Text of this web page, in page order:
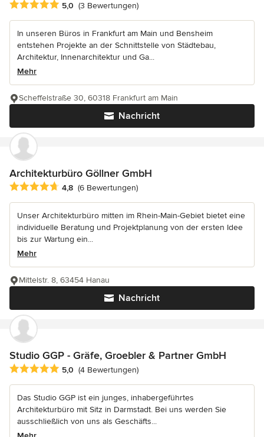
Durchschnittliche Bewertung: 5 von 5 Sternen
5,0 (3 Bewertungen)
In unseren Büros in Frankfurt am Main und Bensheim
entstehen Projekte an der Schnittstelle von Städtebau,
Architektur, Innenarchitektur und Ga...
Mehr
Nachricht
Scheffelstraße 30, 60318 Frankfurt am Main
Architekturbüro Göllner GmbH
Durchschnittliche Bewertung: 4.8 von 5 Sternen
4,8 (6 Bewertungen)
Unser Architekturbüro mitten im Rhein-Main-Gebiet bietet eine
individuelle Beratung und Projektplanung von der ersten Idee
bis zur Wartung ein...
Mehr
Nachricht
Mittelstr. 8, 63454 Hanau
Studio GGP - Gräfe, Groebler & Partner GmbH
Durchschnittliche Bewertung: 5 von 5 Sternen
5,0 (4 Bewertungen)
Das Studio GGP ist ein junges, inhabergeführtes
Architekturbüro mit Sitz in Darmstadt. Bei uns werden Sie
ausschließlich von uns als Geschäfts...